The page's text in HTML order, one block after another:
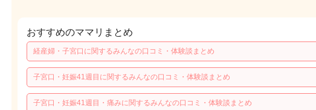
おすすめのママリまとめ
経産婦・子宮口に関するみんなの口コミ・体験談まとめ
子宮口・妊娠41週目に関するみんなの口コミ・体験談まとめ
子宮口・妊娠41週目・痛みに関するみんなの口コミ・体験談まとめ